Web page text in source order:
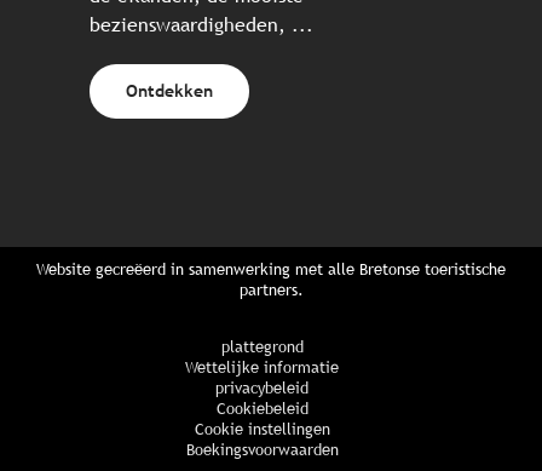
bezienswaardigheden, ...
Ontdekken
Website gecreëerd in samenwerking met alle Bretonse toeristische
partners.
plattegrond
Wettelijke informatie
privacybeleid
Cookiebeleid
Cookie instellingen
Boekingsvoorwaarden